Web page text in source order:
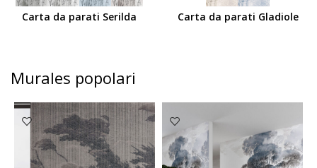
Carta da parati Serilda Carta da parati Gladiole
Murales popolari